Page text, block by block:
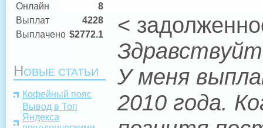
Онлайн
8
Выплат
4228
Выплачено $2772.1
НОВЫЕ СТАТЬИ
Кофейный пояс
Вывод в Топ
Яндекса
<
У меня
2010 года.